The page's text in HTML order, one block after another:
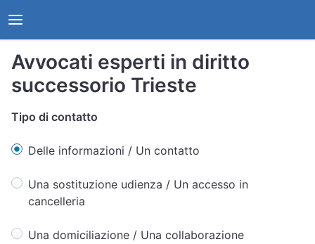
Avvocati esperti in diritto
successorio Trieste
Tipo di contatto
Delle informazioni / Un contatto
Una sostituzione udienza / Un accesso in
cancelleria
Una domiciliazione / Una collaborazione